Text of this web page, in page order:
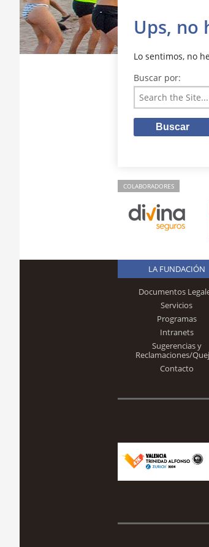
Ups, no
Lo sentimos, no
Buscar por:
COLABORADORES
LA FUNDACIÓN
Documentos
Servicios
Programas
Intranets
Sugerencias y
Reclamaciones/
Contacto